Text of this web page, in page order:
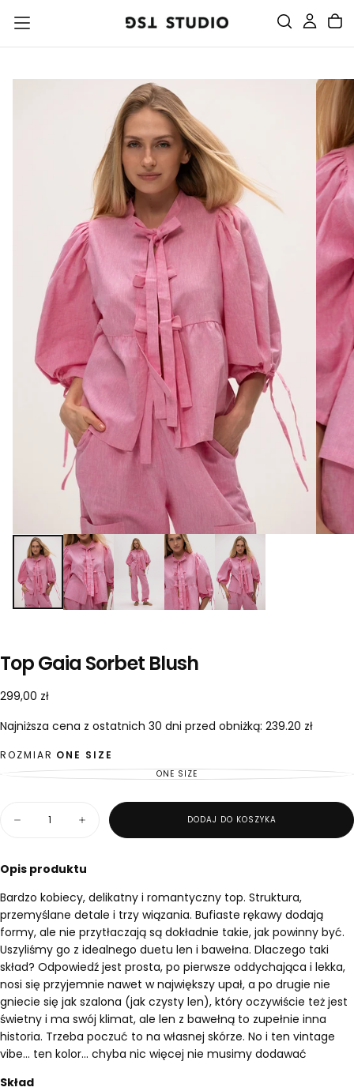
PRZEJDŹ
DO
TREŚCI
Top Gaia Sorbet Blush
299,00
Cena
299,00 zł
Najniższa cena z ostatnich 30 dni przed obniżką: 239.20 zł
ROZMIAR ONE SIZE
ONE SIZEWARIANT
NIEDOSTĘPNY
Zmniejsz
Gaia
Blush
Zwiększ
Gaia
Blush
DODAJ DO KOSZYKA
Opis produktu
Bardzo kobiecy, delikatny i romantyczny top. Struktura,
przemyślane detale i trzy wiązania. Bufiaste rękawy dodają
formy, ale nie przytłaczają są dokładnie takie, jak powinny być.
Uszyliśmy go z idealnego duetu len i bawełna. Dlaczego taki
skład? Odpowiedź jest prosta, po pierwsze oddychająca i lekka,
nosi się przyjemnie nawet w największy upał, a po drugie nie
gniecie się jak szalona (jak czysty len), który oczywiście też jest
świetny i ma swój klimat, ale len z bawełną to zupełnie inna
historia. Trzeba poczuć to na własnej skórze. No i ten vintage
vibe... ten kolor... chyba nic więcej nie musimy dodawać
Skład